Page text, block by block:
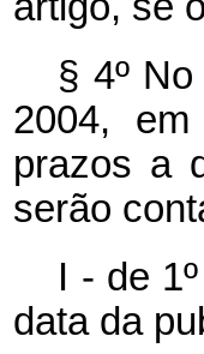
§ 4º
2004,
prazos a
serão
I - de
data da